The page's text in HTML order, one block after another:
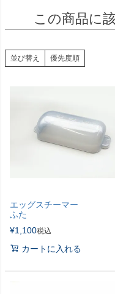
この商品に
並び替え 優先度順
エッグスチーマー
ふた
¥1,100税込
カートに入れる